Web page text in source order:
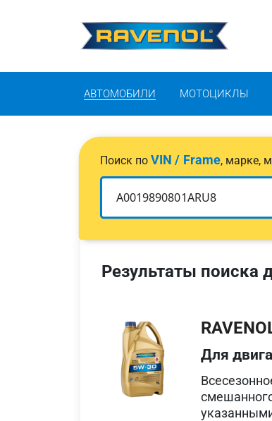
АВТОМОБИЛИ МОТОЦИКЛЫ
Поиск поVIN / Frame, марке,
Результаты поиска
Для